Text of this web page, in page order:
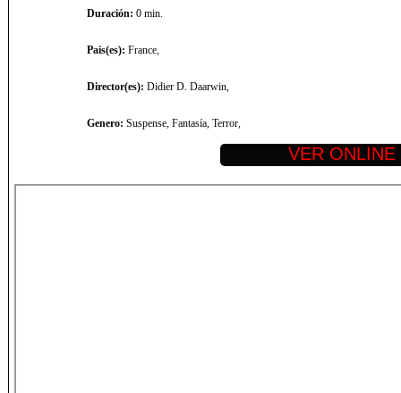
Duración: 0 min.
Pais(es): France,
Director(es): Didier D. Daarwin,
Genero: Suspense, Fantasía, Terror,